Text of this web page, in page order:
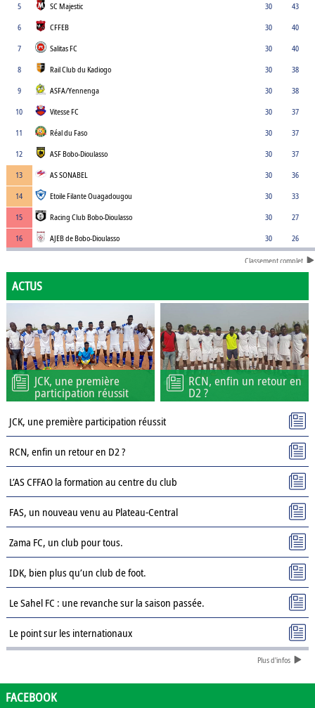
5
SC Majestic 30
43
6
CFFEB 30
40
7
Salitas FC 30
40
8
Rail Club du Kadiogo 30
38
9
ASFA/Yennenga 30
38
10
Vitesse FC 30
37
11
Réal du Faso 30
37
12
ASF Bobo-Dioulasso 30
37
13
AS SONABEL 30
36
14
Etoile Filante Ouagadougou 30
33
15
Racing Club Bobo-Dioulasso 30
27
16
AJEB de Bobo-Dioulasso 30 26
Classement complet
ACTUS
JCK, une première
participation réussit
RCN, enfin un retour en
D2 ?
JCK, une première participation réussit
RCN, enfin un retour en D2 ?
L’AS CFFAO la formation au centre du club
FAS, un nouveau venu au Plateau-Central
Zama FC, un club pour tous.
IDK, bien plus qu’un club de foot.
Le Sahel FC : une revanche sur la saison passée.
Le point sur les internationaux
Présentation des clubs de D3 : ASPC Tenkodogo
Plus d'infos
FACEBOOK